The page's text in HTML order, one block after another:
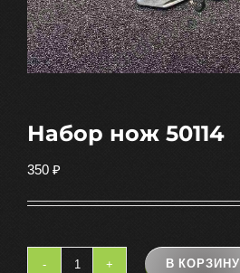
Набор нож 50114
350 ₽
В КОРЗИНУ